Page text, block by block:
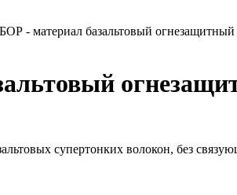
- материал базальтовый
супертонких волокон, без